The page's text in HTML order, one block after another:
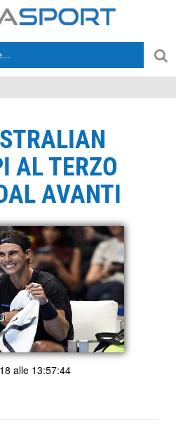
AL TERZO
AVANTI
alle 13:57:44